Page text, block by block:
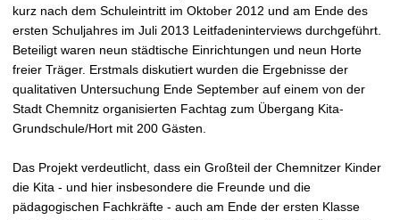
kurz nach dem Schuleintritt im Oktober 2012 und am Ende des
ersten Schuljahres im Juli 2013 Leitfadeninterviews durchgeführt.
Beteiligt waren neun städtische Einrichtungen und neun Horte
freier Träger. Erstmals diskutiert wurden die Ergebnisse der
qualitativen Untersuchung Ende September auf einem von der
Stadt Chemnitz organisierten Fachtag zum Übergang Kita-
Grundschule/Hort mit 200 Gästen.
Das Projekt verdeutlicht, dass ein Großteil der Chemnitzer Kinder
die Kita - und hier insbesondere die Freunde und die
pädagogischen Fachkräfte - auch am Ende der ersten Klasse